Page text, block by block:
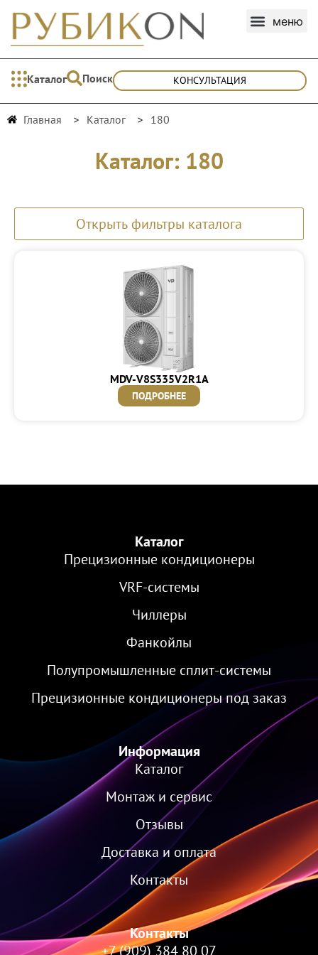
Каталог Поиск КОНСУЛЬТАЦИЯ
Главная Каталог 180
Каталог: 180
Открыть фильтры каталога
MDV-V8S335V2R1A
ПОДРОБНЕЕ
Каталог
Прецизионные кондиционеры
VRF-cистемы
Чиллеры
Фанкойлы
Полупромышленные сплит-системы
Прецизионные кондиционеры под заказ
Информация
Каталог
Монтаж и сервис
Отзывы
Доставка и оплата
Контакты
Контакты
+7 (909) 384 80 07